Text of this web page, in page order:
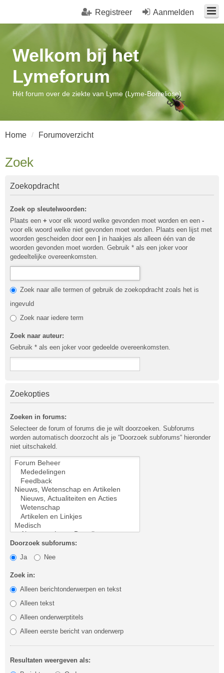
Aanmelden
Registreer
Welkom bij het
Lymeforum
Hét forum over de ziekte van Lyme (Lyme-Borreliose)
Home Forumoverzicht
Zoek
Zoekopdracht
Zoek op sleutelwoorden:
Plaats een + voor elk woord welke gevonden moet worden en een -
voor elk woord welke niet gevonden moet worden. Plaats een lijst met
woorden gescheiden door een
in haakjes als alleen één van de
woorden gevonden moet worden. Gebruik * als een joker voor
gedeeltelijke overeenkomsten.
Zoek naar alle termen of gebruik de zoekopdracht zoals het is
ingevuld
Zoek naar iedere term
Zoek naar auteur:
Gebruik * als een joker voor gedeelde overeenkomsten.
Zoekopties
Zoeken in forums:
Selecteer de forum of forums die je wilt doorzoeken. Subforums
worden automatisch doorzocht als je “Doorzoek subforums“ hieronder
niet uitschakeld.
Doorzoek subforums:
Ja
Nee
Zoek in:
Alleen berichtonderwerpen en tekst
Alleen tekst
Alleen onderwerptitels
Alleen eerste bericht van onderwerp
Resultaten weergeven als: